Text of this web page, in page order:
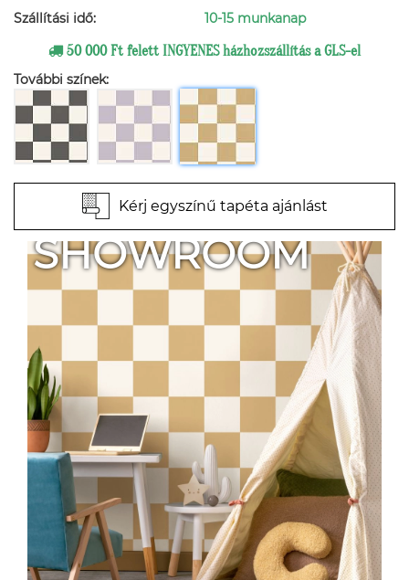
Szállítási idő:
10-15 munkanap
50 000 Ft felett INGYENES házhozszállítás a GLS-el
További színek:
Kérj egyszínű tapéta ajánlást
SHOWROOM